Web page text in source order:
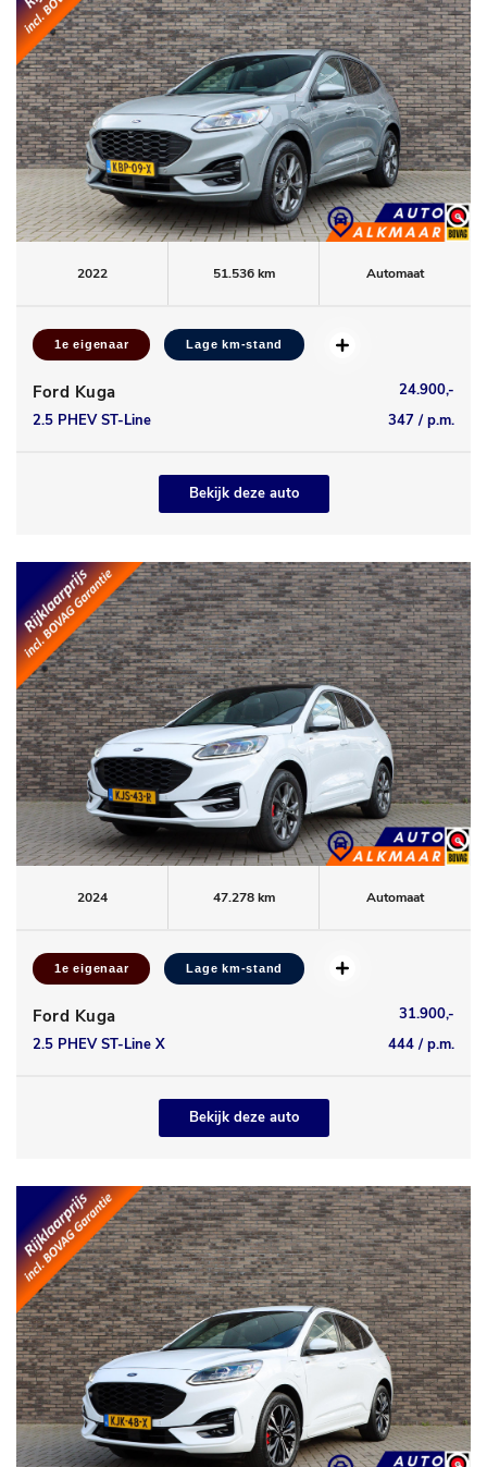
2022 51.536 km Automaat
1e eigenaar Lage km-stand
Ford Kuga
24.900,-
2.5 PHEV ST-Line
347 / p.m.
Bekijk deze auto
2024 47.278 km Automaat
1e eigenaar Lage km-stand
Ford Kuga
31.900,-
2.5 PHEV ST-Line X
444 / p.m.
Bekijk deze auto